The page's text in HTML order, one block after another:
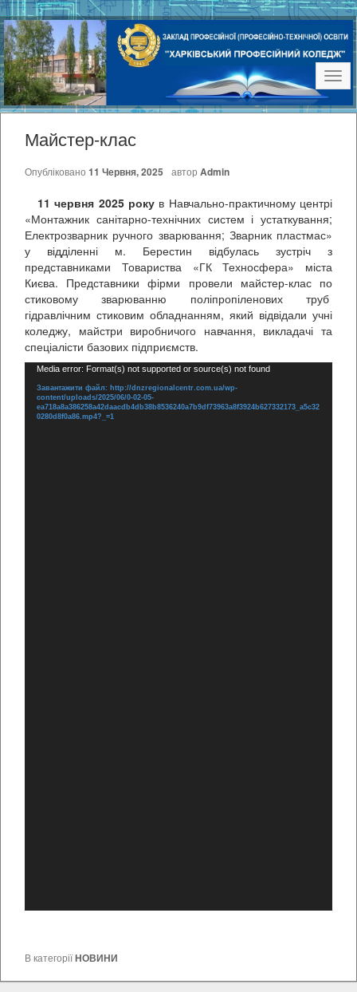
Майстер-клас
Опубліковано 11 Червня, 2025 автор Admin
11 червня 2025 року в Навчально-практичному центрі
«Монтажник санітарно-технічних систем і устаткування;
Електрозварник ручного зварювання; Зварник пластмас»
у відділенні м. Берестин відбулась зустріч з
представниками Товариства «ГК Техносфера» міста
Києва. Представники фірми провели майстер-клас по
стиковому зварюванню поліпропіленових труб
гідравлічним стиковим обладнанням, який відвідали учні
коледжу, майстри виробничого навчання, викладачі та
спеціалісти базових підприємств.
Відеопрогравач
Media error: Format(s) not supported or source(s) not found
Завантажити файл: http://dnzregionalcentr.com.ua/wp-
content/uploads/2025/06/0-02-05-
ea718a8a386258a42daacdb4db38b8536240a7b9df73963a8f3924b627332173_a5c32
0280d8f0a86.mp4?_=1
В категоріїНОВИНИ